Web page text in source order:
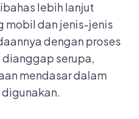
lebih lanjut
mobil dan jenis-jenis
dengan proses
serupa,
mendasar dalam